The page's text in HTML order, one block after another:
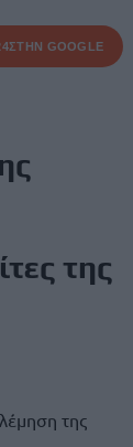
ΣΤΗΝ GOOGLE
της
της